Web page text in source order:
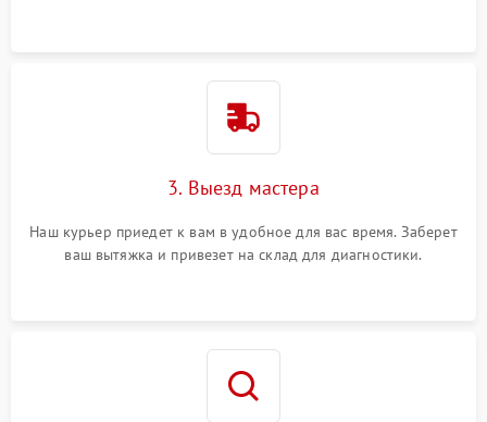
3. Выезд мастера
Наш курьер приедет к вам в удобное для вас время. Заберет
ваш вытяжка и привезет на склад для диагностики.